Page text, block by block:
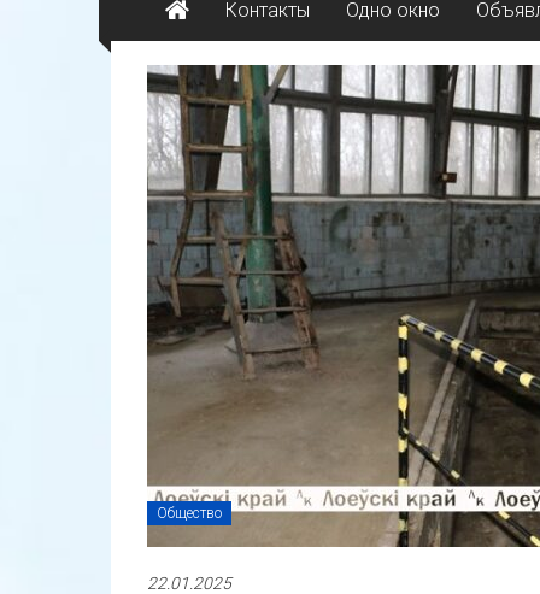
Контакты Одно окно
Общество
22.01.2025